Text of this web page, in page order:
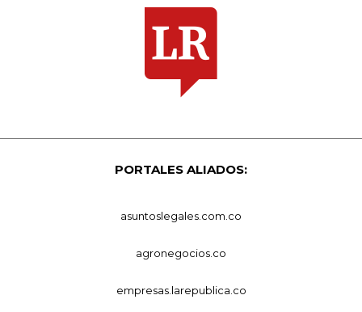
PORTALES ALIADOS:
asuntoslegales.com.co
agronegocios.co
empresas.larepublica.co